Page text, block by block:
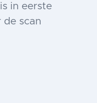
in eerste
scan